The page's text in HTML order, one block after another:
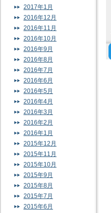
2017年1月
2016年12月
2016年11月
2016年10月
2016年9月
2016年8月
2016年7月
2016年6月
2016年5月
2016年4月
2016年3月
2016年2月
2016年1月
2015年12月
2015年11月
2015年10月
2015年9月
2015年8月
2015年7月
2015年6月